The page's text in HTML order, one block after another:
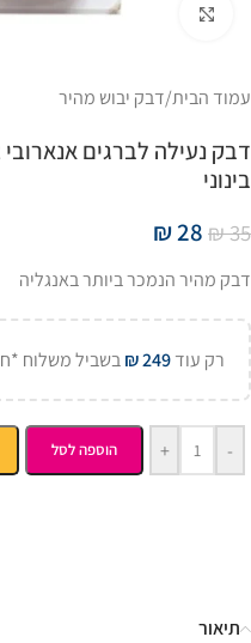
Click to enlarge
עמוד הבית/דבק יבוש מהיר
בינוני
₪35
₪28
דבק מהיר הנמכר ביותר באנגליה
רק עוד ₪249 בשביל משלוח
-
+ הוספה לסל
תיאור